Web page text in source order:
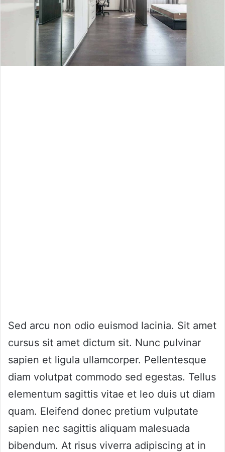
Sed arcu non odio euismod lacinia. Sit amet
cursus sit amet dictum sit. Nunc pulvinar
sapien et ligula ullamcorper. Pellentesque
diam volutpat commodo sed egestas. Tellus
elementum sagittis vitae et leo duis ut diam
quam. Eleifend donec pretium vulputate
sapien nec sagittis aliquam malesuada
bibendum. At risus viverra adipiscing at in